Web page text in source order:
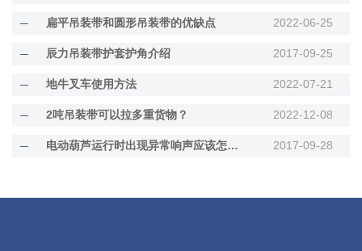
扁平吊装带和圆形吊装带的优缺点 2022-06-25
辰力吊装带护套护角介绍 2017-09-25
地牛叉车使用方法 2022-07-21
2吨吊装带可以拉多重货物？ 2022-12-08
电动葫芦运行时出现异常响声应该怎么办？ 2017-09-28